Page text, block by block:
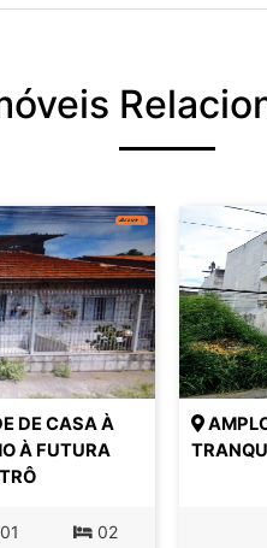
DE CASA À
À FUTURA
01 02